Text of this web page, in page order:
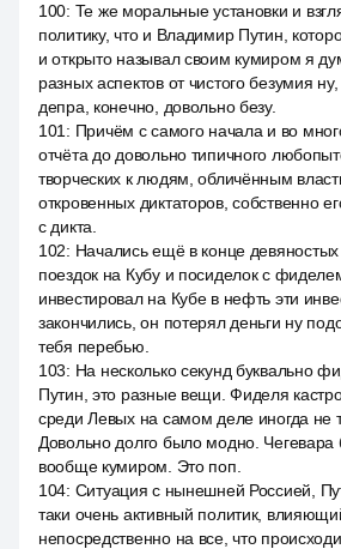
100: Те же моральные установки и
политику, что и Владимир Путин,
и открыто называл своим кумиром я
разных аспектов от чистого безумия
депра, конечно, довольно безу.
101 : Причём с самого начала и во
отчёта до довольно типичного
творческих к людям, обличённым
откровенных диктаторов, собственно
с дикта.
102: Начались ещё в конце
поездок на Кубу и посиделок с
инвестировал на Кубе в нефть эти
закончились, он потерял деньги ну
тебя перебью.
103: На несколько секунд буквально
Путин, это разные вещи. Фиделя
среди Левых на самом деле иногда не
Довольно долго было модно. Чегевара
вообще кумиром. Это поп.
104: Ситуация с нынешней Россией,
таки очень активный политик,
непосредственно на все, что